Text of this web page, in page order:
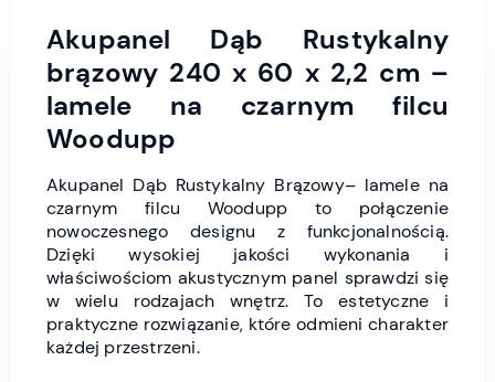
Akupanel Dąb Rustykalny
brązowy 240 x 60 x 2,2 cm –
lamele na czarnym filcu
Woodupp
Akupanel Dąb Rustykalny Brązowy– lamele na
czarnym filcu Woodupp to połączenie
nowoczesnego designu z funkcjonalnością.
Dzięki wysokiej jakości wykonania i
właściwościom akustycznym panel sprawdzi się
w wielu rodzajach wnętrz. To estetyczne i
praktyczne rozwiązanie, które odmieni charakter
każdej przestrzeni.